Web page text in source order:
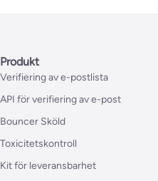
Produkt
Verifiering av e-postlista
API för verifiering av e-post
Bouncer Sköld
Toxicitetskontroll
Kit för leveransbarhet